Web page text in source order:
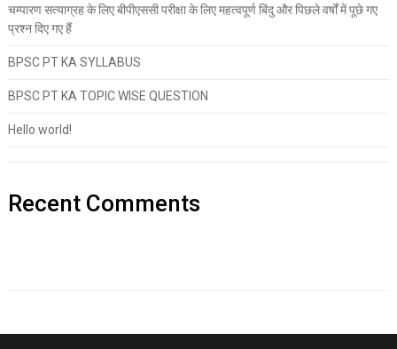
चम्पारण सत्याग्रह के लिए बीपीएससी परीक्षा के लिए महत्वपूर्ण बिंदु और पिछले वर्षों में पूछे गए
प्रश्न दिए गए हैं
BPSC PT KA SYLLABUS
BPSC PT KA TOPIC WISE QUESTION
Hello world!
Recent Comments